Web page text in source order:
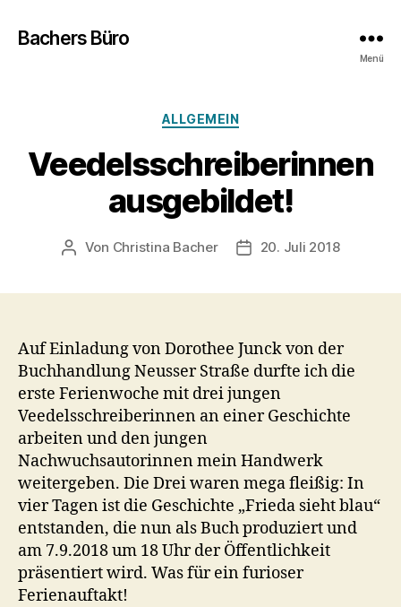
Bachers Büro
Menü
Kategorien
ALLGEMEIN
Veedelsschreiberinnen
ausgebildet!
Beitragsautor
Von Christina Bacher Veröffentlichungsdatum
20. Juli 2018
Auf Einladung von Dorothee Junck von der
Buchhandlung Neusser Straße durfte ich die
erste Ferienwoche mit drei jungen
Veedelsschreiberinnen an einer Geschichte
arbeiten und den jungen
Nachwuchsautorinnen mein Handwerk
weitergeben. Die Drei waren mega fleißig: In
vier Tagen ist die Geschichte „Frieda sieht blau“
entstanden, die nun als Buch produziert und
am 7.9.2018 um 18 Uhr der Öffentlichkeit
präsentiert wird. Was für ein furioser
Ferienauftakt!